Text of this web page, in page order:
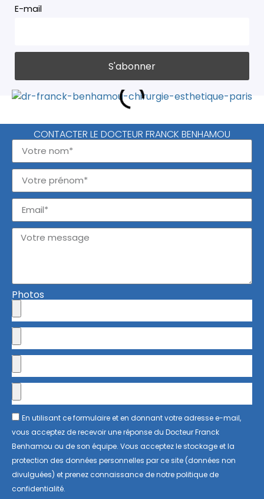
E-mail
CONTACTER LE DOCTEUR FRANCK BENHAMOU
Photos
En utilisant ce formulaire et en donnant votre adresse e-mail,
vous acceptez de recevoir une réponse du Docteur Franck
Benhamou ou de son équipe. Vous acceptez le stockage et la
protection des données personnelles par ce site (données non
divulguées) et prenez connaissance de notre politique de
confidentialité.